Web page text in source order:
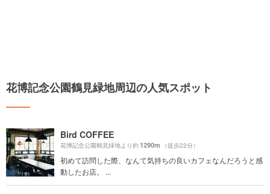
花博記念公園鶴見緑地周辺の人気スポット
Bird COFFEE
花博記念公園鶴見緑地より約1290m （徒歩22分）
初めて訪問した際、なんて気持ちの良いカフェなんだろうと感
動したお店。 ...